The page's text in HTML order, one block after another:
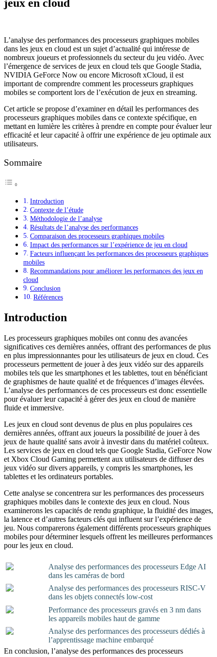
jeux en cloud
L’analyse des performances des processeurs graphiques mobiles
dans les jeux en cloud est un sujet d’actualité qui intéresse de
nombreux joueurs et professionnels du secteur du jeu vidéo. Avec
l’émergence de services de jeux en cloud tels que Google Stadia,
NVIDIA GeForce Now ou encore Microsoft xCloud, il est
important de comprendre comment les processeurs graphiques
mobiles se comportent lors de l’exécution de jeux en streaming.
Cet article se propose d’examiner en détail les performances des
processeurs graphiques mobiles dans ce contexte spécifique, en
mettant en lumière les critères à prendre en compte pour évaluer leur
efficacité et leur capacité à offrir une expérience de jeu optimale aux
utilisateurs.
Sommaire
Introduction
Contexte de l’étude
Méthodologie de l’analyse
Résultats de l’analyse des performances
Comparaison des processeurs graphiques mobiles
Impact des performances sur l’expérience de jeu en cloud
Facteurs influençant les performances des processeurs graphiques
mobiles
Recommandations pour améliorer les performances des jeux en
cloud
Conclusion
Références
Introduction
Les processeurs graphiques mobiles ont connu des avancées
significatives ces dernières années, offrant des performances de plus
en plus impressionnantes pour les utilisateurs de jeux en cloud. Ces
processeurs permettent de jouer à des jeux vidéo sur des appareils
mobiles tels que les smartphones et les tablettes, tout en bénéficiant
de graphismes de haute qualité et de fréquences d’images élevées.
L’analyse des performances de ces processeurs est donc essentielle
pour évaluer leur capacité à gérer des jeux en cloud de manière
fluide et immersive.
Les jeux en cloud sont devenus de plus en plus populaires ces
dernières années, offrant aux joueurs la possibilité de jouer à des
jeux de haute qualité sans avoir à investir dans du matériel coûteux.
Les services de jeux en cloud tels que Google Stadia, GeForce Now
et Xbox Cloud Gaming permettent aux utilisateurs de diffuser des
jeux vidéo sur divers appareils, y compris les smartphones, les
tablettes et les ordinateurs portables.
Cette analyse se concentrera sur les performances des processeurs
graphiques mobiles dans le contexte des jeux en cloud. Nous
examinerons les capacités de rendu graphique, la fluidité des images,
la latence et d’autres facteurs clés qui influent sur l’expérience de
jeu. Nous comparerons également différents processeurs graphiques
mobiles pour déterminer lesquels offrent les meilleures performances
pour les jeux en cloud.
Analyse des performances des processeurs Edge AI
dans les caméras de bord
Analyse des performances des processeurs RISC-V
dans les objets connectés low-cost
Performance des processeurs gravés en 3 nm dans
les appareils mobiles haut de gamme
Analyse des performances des processeurs dédiés à
l’apprentissage machine embarqué
En conclusion, l’analyse des performances des processeurs